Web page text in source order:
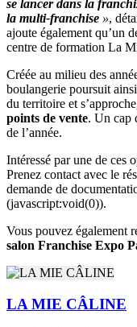
se lancer dans la
la multi-franchise »,
ajoute également qu’un
centre de formation La
Créée au milieu des
boulangerie poursuit
du territoire et
points de vente. Un cap
de l’année.
Intéressé par une de ces
Prenez contact avec le
demande de
(javascript:void(0)).
Vous pouvez également
salon Franchise Expo
LA MIE CÂLINE